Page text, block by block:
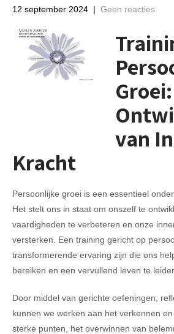
12 september 2024 | Geen reacties
Groei:
van
Kracht
Persoonlijke groei is een essentieel
Het stelt ons in staat om onszelf te
vaardigheden te verbeteren en onze
versterken. Een training gericht op
transformerende ervaring zijn die ons
bereiken en een vervullend leven te
Door middel van gerichte oefeningen,
kunnen we werken aan het verkennen
sterke punten, het overwinnen van